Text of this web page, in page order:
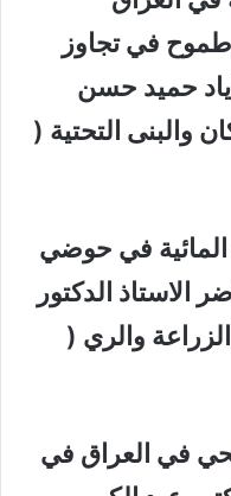
19 ، واقع وطموح في تجاوز
حميد حسن
والبنى التحتية (
المائية في حوضي
ج2 ) للمحاضر الاستاذ الدكتور
والري (
في العراق في